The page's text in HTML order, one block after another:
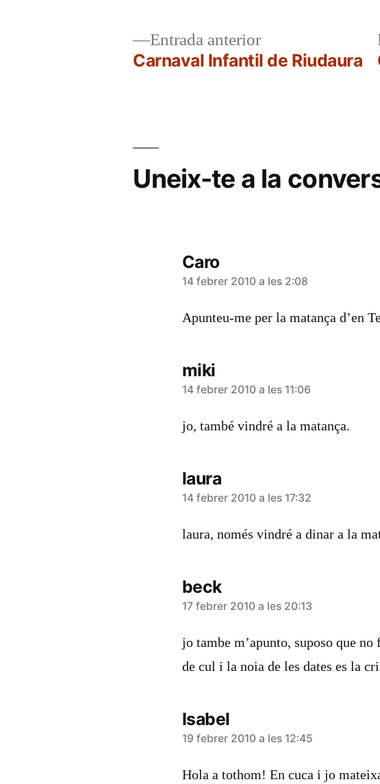
Navegació
Entrada anteriorEntrada
anterior:
Carnaval Infantil de Riudaura
Uneix-te a la
Caro
diu:
14 febrer 2010 a les 2:08
Apunteu-me per la matança
miki
diu:
14 febrer 2010 a les 11:06
jo, també vindré a la matança.
laura
diu:
14 febrer 2010 a les 17:32
laura, només vindré a dinar a la
beck
diu:
17 febrer 2010 a les 20:13
jo tambe m’apunto, suposo que
de cul i la noia de les dates es la
Isabel
diu:
19 febrer 2010 a les 12:45
Hola a tothom! En cuca i jo